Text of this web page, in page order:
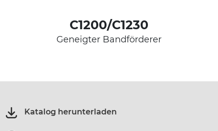
C1200/C1230
Geneigter Bandförderer
Katalog herunterladen